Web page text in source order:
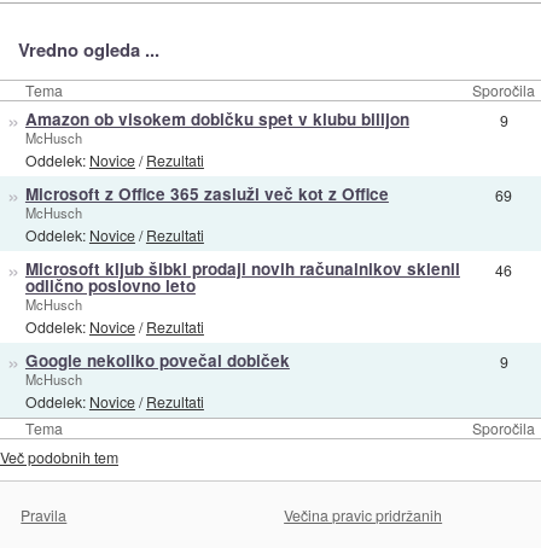
Vredno ogleda ...
Tema Sporočila
Tema Sporočila
» Amazon ob visokem dobičku spet v klubu bilijon
McHusch
Oddelek: Novice/Rezultati
9
» Microsoft z Office 365 zasluži več kot z Office
McHusch
Oddelek: Novice/Rezultati
69
» Microsoft kljub šibki prodaji novih računalnikov sklenil
odlično poslovno leto
McHusch
Oddelek: Novice/Rezultati
46
» Google nekoliko povečal dobiček
McHusch
Oddelek: Novice/Rezultati
9
Več podobnih tem
Pravila
Večina pravic pridržanih